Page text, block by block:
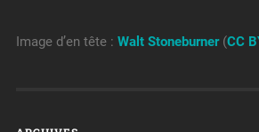
Image d’en tête : Walt Stoneburner(CC